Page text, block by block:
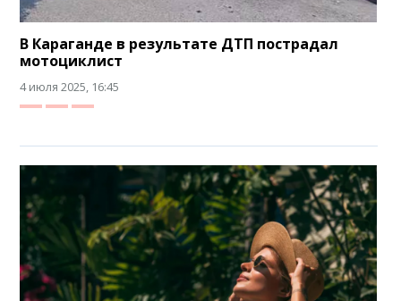
В Караганде в результате ДТП пострадал
мотоциклист
4 июля 2025, 16:45